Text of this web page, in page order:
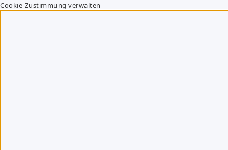
Cookie-Zustimmung verwalten